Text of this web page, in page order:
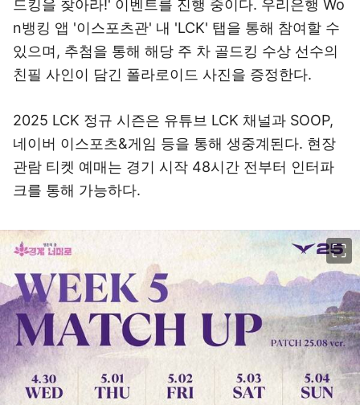
드킹을 찾아라!' 이벤트를 진행 중이다. 우리은행 Wo
n뱅킹 앱 '이스포츠관' 내 'LCK' 탭을 통해 참여할 수
있으며, 추첨을 통해 해당 주 차 골드킹 수상 선수의
친필 사인이 담긴 폴라로이드 사진을 증정한다.
2025 LCK 정규 시즌은 유튜브 LCK 채널과 SOOP,
네이버 이스포츠&게임 등을 통해 생중계된다. 현장
관람 티켓 예매는 경기 시작 48시간 전부터 인터파
크를 통해 가능하다.